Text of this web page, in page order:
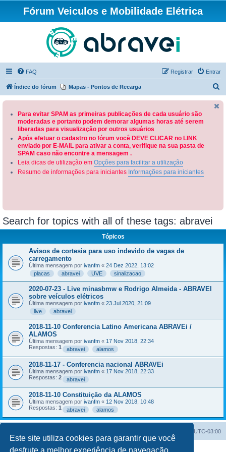
Este site utiliza cookies para garantir que você
desfrute a melhor experiência de navegação.
Fórum Veiculos e Mobilidade Elétrica
FAQ Entrar
Registrar
Índice do fórum Mapas - Pontos de Recarga
Para evitar SPAM as primeiras publicações de cada usuário são
moderadas e portanto podem demorar algumas horas até serem
liberadas para visualização por outros usuários
Após efetuar o cadastro no fórum você DEVE CLICAR no LINK
enviado por E-MAIL para ativar a conta, verifique na sua pasta de
SPAM caso não encontre a mensagem .
Leia dicas de utilização em Opções para facilitar a utilização
Resumo de informações para iniciantes Informações para iniciantes
Search for topics with all of these tags: abravei
Tópicos
Avisos de cortesia para uso indevido de vagas de
carregamento
Última mensagem por ivanfm « 24 Dez 2022, 13:02
placas
abravei UVE sinalizacao
2020-07-23 - Live minasbmw e Rodrigo Almeida - ABRAVEI
sobre veículos elétricos
Última mensagem por ivanfm « 23 Jul 2020, 21:09
live
abravei
2018-11-10 Conferencia Latino Americana ABRAVEi /
ALAMOS
Última mensagem por ivanfm « 17 Nov 2018, 22:34
Respostas: 1 abravei alamos
2018-11-17 - Conferencia nacional ABRAVEi
Última mensagem por ivanfm « 17 Nov 2018, 22:33
Respostas: 2 abravei
2018-11-10 Constituição da ALAMOS
Última mensagem por ivanfm « 12 Nov 2018, 10:48
Respostas: 1 abravei alamos
UTC-03:00
Powered byphpBB® Forum Software © phpBB Limited